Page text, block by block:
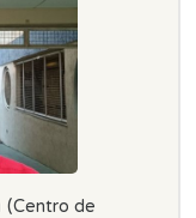
(Centro de